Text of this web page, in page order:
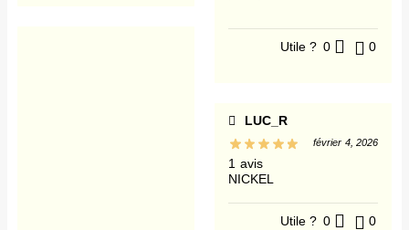
Utile ? 0 0
LUC_R
1 avis
février 4, 2026
NICKEL
Utile ? 0 0